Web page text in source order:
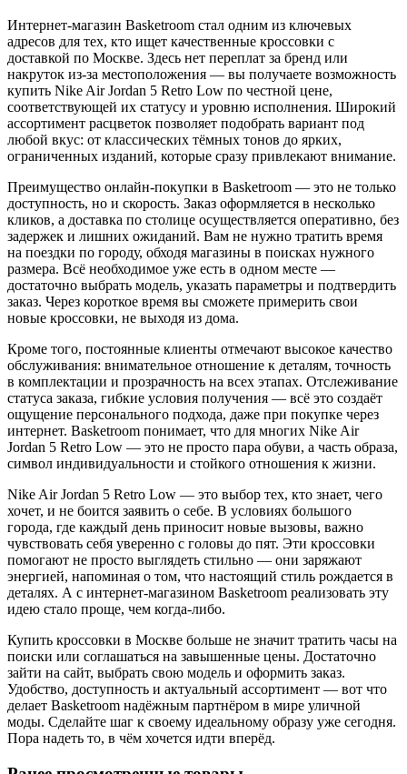
Интернет-магазин Basketroom стал одним из ключевых
адресов для тех, кто ищет качественные кроссовки с
доставкой по Москве. Здесь нет переплат за бренд или
накруток из-за местоположения — вы получаете возможность
купить Nike Air Jordan 5 Retro Low по честной цене,
соответствующей их статусу и уровню исполнения. Широкий
ассортимент расцветок позволяет подобрать вариант под
любой вкус: от классических тёмных тонов до ярких,
ограниченных изданий, которые сразу привлекают внимание.
Преимущество онлайн-покупки в Basketroom — это не только
доступность, но и скорость. Заказ оформляется в несколько
кликов, а доставка по столице осуществляется оперативно, без
задержек и лишних ожиданий. Вам не нужно тратить время
на поездки по городу, обходя магазины в поисках нужного
размера. Всё необходимое уже есть в одном месте —
достаточно выбрать модель, указать параметры и подтвердить
заказ. Через короткое время вы сможете примерить свои
новые кроссовки, не выходя из дома.
Кроме того, постоянные клиенты отмечают высокое качество
обслуживания: внимательное отношение к деталям, точность
в комплектации и прозрачность на всех этапах. Отслеживание
статуса заказа, гибкие условия получения — всё это создаёт
ощущение персонального подхода, даже при покупке через
интернет. Basketroom понимает, что для многих Nike Air
Jordan 5 Retro Low — это не просто пара обуви, а часть образа,
символ индивидуальности и стойкого отношения к жизни.
Nike Air Jordan 5 Retro Low — это выбор тех, кто знает, чего
хочет, и не боится заявить о себе. В условиях большого
города, где каждый день приносит новые вызовы, важно
чувствовать себя уверенно с головы до пят. Эти кроссовки
помогают не просто выглядеть стильно — они заряжают
энергией, напоминая о том, что настоящий стиль рождается в
деталях. А с интернет-магазином Basketroom реализовать эту
идею стало проще, чем когда-либо.
Купить кроссовки в Москве больше не значит тратить часы на
поиски или соглашаться на завышенные цены. Достаточно
зайти на сайт, выбрать свою модель и оформить заказ.
Удобство, доступность и актуальный ассортимент — вот что
делает Basketroom надёжным партнёром в мире уличной
моды. Сделайте шаг к своему идеальному образу уже сегодня.
Пора надеть то, в чём хочется идти вперёд.